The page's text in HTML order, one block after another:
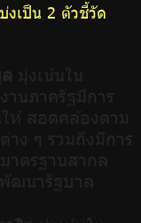
งเป็น 2 ตัวชี้วัด
มุ่งเน้นใน
านภาครัฐมีการ
ห้ สอดคล้องตาม
ง ๆ รวมถึงมีการ
าตรฐานสากล
ฒนารัฐบาล